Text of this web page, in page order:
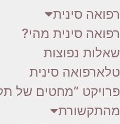
רפואה סינית
רפואה סינית מהי?
שאלות נפוצות
טלארפואה סינית
פרויקט “מחטים של
מהתקשורת